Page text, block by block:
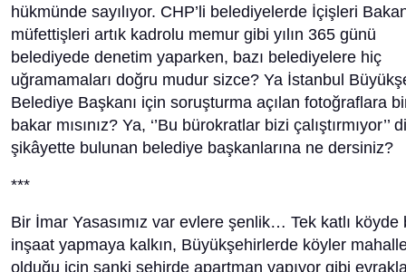
hükmünde sayılıyor. CHP’li belediyelerde İçişleri
müfettişleri artık kadrolu memur gibi yılın 365 günü
belediyede denetim yaparken, bazı belediyelere hiç
uğramamaları doğru mudur sizce? Ya İstanbul
Belediye Başkanı için soruşturma açılan fotoğraflara
bakar mısınız? Ya, ‘’Bu bürokratlar bizi çalıştırmıyor’’
şikâyette bulunan belediye başkanlarına ne dersiniz?
***
Bir İmar Yasasımız var evlere şenlik… Tek katlı köyde
inşaat yapmaya kalkın, Büyükşehirlerde köyler
olduğu için sanki şehirde apartman yapıyor gibi